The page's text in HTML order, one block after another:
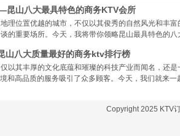
山八大最具特色的商务KTV会所
理位置优越的城市，不仅以其俊秀的自然风光和丰
的重要场所。今天，我将带你领略昆山最具特色的
山八大质量最好的商务ktv排行榜
以其丰厚的文化底蕴和璀璨的科技产业而闻名，还
和高品质的服务吸引了众多顾客。今天，我们就来
Copyright 2025 KTV